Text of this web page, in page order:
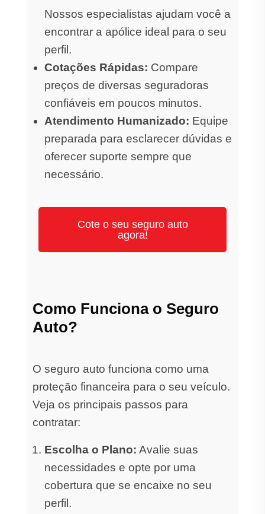
Nossos especialistas ajudam você a
encontrar a apólice ideal para o seu
perfil.
Cotações Rápidas: Compare
preços de diversas seguradoras
confiáveis em poucos minutos.
Atendimento Humanizado: Equipe
preparada para esclarecer dúvidas e
oferecer suporte sempre que
necessário.
Cote o seu seguro auto
agora!
Como Funciona o Seguro
Auto?
O seguro auto funciona como uma
proteção financeira para o seu veículo.
Veja os principais passos para
contratar:
Escolha o Plano: Avalie suas
necessidades e opte por uma
cobertura que se encaixe no seu
perfil.